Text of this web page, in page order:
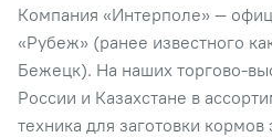
Компания «Интерполе» —
«Рубеж» (ранее известного
Бежецк). На наших торгово-
России и Казахстане в
техника для заготовки кормов​